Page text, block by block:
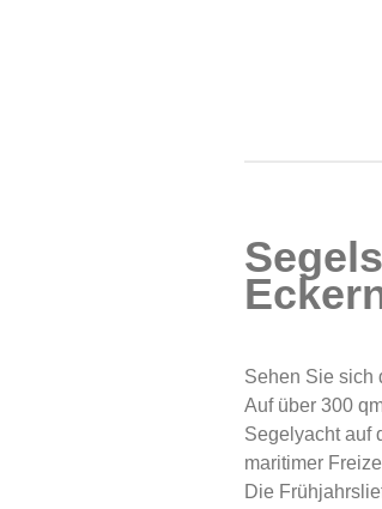
Sehen Sie sich
Auf über 300
Segelyacht auf
maritimer
Die